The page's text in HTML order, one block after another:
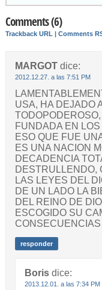
Comments (6)
Trackback URL | Comments
MARGOT dice:
2012.12.27. a las 7:51 PM
USA, HA DEJADO
FUNDADA EN
ESO QUE FUE
ES UNA NACION
DECADENCIA
DESTRULLENDO,
LAS LEYES DEL
DE UN LADO LA
DEL REINO DE
ESCOGIDO SU
responder
Boris dice:
2013.12.01. a las 7:34 PM